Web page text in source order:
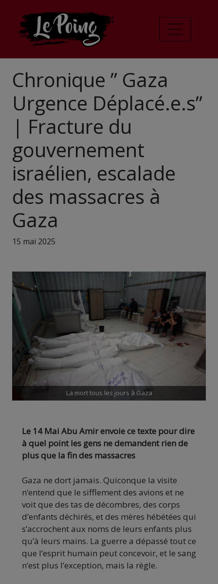
Chronique ” Gaza
Urgence Déplacé.e.s”
| Fracture du
gouvernement
israélien, escalade
des massacres à
Gaza
15 mai 2025
La mort tous les jours à Gaza
Le 14 Mai Abu Amir envoie ce texte pour dire
à quel point les gens ne demandent rien de
plus que la fin des massacres
Gaza ne dort jamais. Quiconque la visite
n’entend que le sifflement des avions et ne
voit que des tas de décombres, des corps
d’enfants déchirés, et des mères hébétées qui
s’accrochent aux noms de leurs enfants plus
qu’à leurs mains. La guerre a dépassé tout ce
que l’esprit humain peut concevoir, et le sang
n’est plus l’exception, mais la règle.